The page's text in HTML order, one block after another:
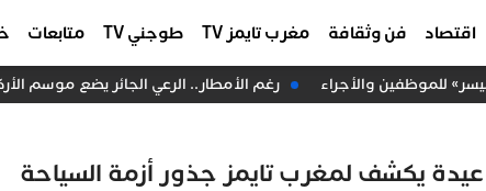
اقتصاد فن وثقافة مغرب تايمز TV طوجني TV متابعات
للموظفين والأجراء رغم الأمطار.. الرعي الجائر يضع موسم
يكشف لمغرب تايمز جذور أزمة السياحة